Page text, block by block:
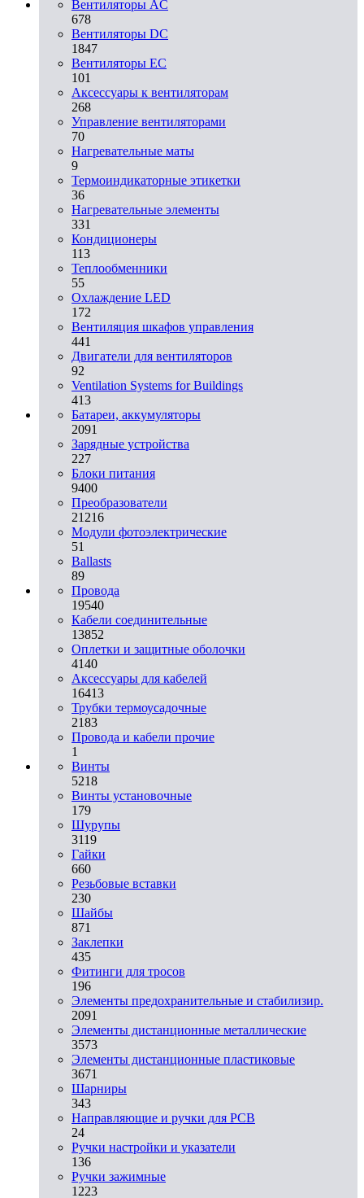
Вентиляторы AC
678
Вентиляторы DC
1847
Вентиляторы EC
101
Аксессуары к вентиляторам
268
Управление вентиляторами
70
Нагревательные маты
9
Термоиндикаторные этикетки
36
Нагревательные элементы
331
Кондиционеры
113
Теплообменники
55
Охлаждение LED
172
Вентиляция шкафов управления
441
Двигатели для вентиляторов
92
Ventilation Systems for Buildings
413
Батареи, аккумуляторы
2091
Зарядные устройства
227
Блоки питания
9400
Преобразователи
21216
Модули фотоэлектрические
51
Ballasts
89
Провода
19540
Кабели соединительные
13852
Оплетки и защитные оболочки
4140
Аксессуары для кабелей
16413
Трубки термоусадочные
2183
Провода и кабели прочие
1
Винты
5218
Винты установочные
179
Шурупы
3119
Гайки
660
Резьбовые вставки
230
Шайбы
871
Заклепки
435
Фитинги для тросов
196
Элементы предохранительные и стабилизир.
2091
Элементы дистанционные металлические
3573
Элементы дистанционные пластиковые
3671
Шарниры
343
Направляющие и ручки для PCB
24
Ручки настройки и указатели
136
Ручки зажимные
1223